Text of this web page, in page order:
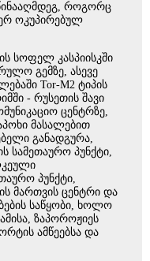
როგორც
ოკუპირებულ
სოფელ კასპიისკში
გემზე, ასევე
Tor-M2 ტიპის
- რუსეთის შავი
ცენტრზე,
მასალებით
განადგურა,
სამეთაურო პუნქტი,
პუნქტი,
მართვის ცენტრი და
საწყობი, ხოლო
ზაპოროჟიეს
ამწეებსა და